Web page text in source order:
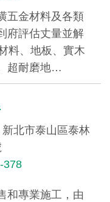
五金材料及各類
府評估丈量並解
料、地板、實木
超耐磨地…
北市泰山區泰林
378
和專業施工，由